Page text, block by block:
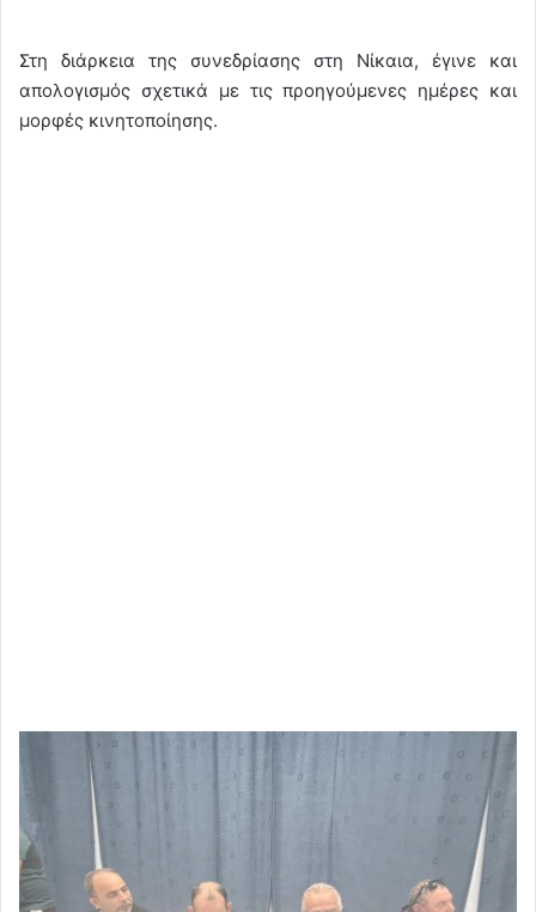
Στη διάρκεια της συνεδρίασης στη Νίκαια, έγινε και
απολογισμός σχετικά με τις προηγούμενες ημέρες και
μορφές κινητοποίησης.